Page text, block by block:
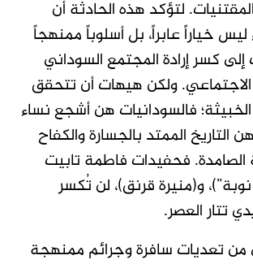
لتؤكد هذه الحادثة أن
خياراً عابراً، بل أسلوباً ممنهجاً
كسر إرادة المجتمع السوداني
ولكن هيهات أن تتحقق
فالسودانيات هن أشجع نساء
التاريخ الممتد بالجسارة والكفاح
الصامدة. فحفيدات فاطمة تابيت
و(منيرة قرنق)، لن تُكسر
تتار العصر.
من تعديات سافرة وجرائم ممنهجة